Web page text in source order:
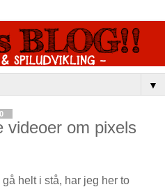
▼
videoer om pixels
helt i stå, har jeg her to